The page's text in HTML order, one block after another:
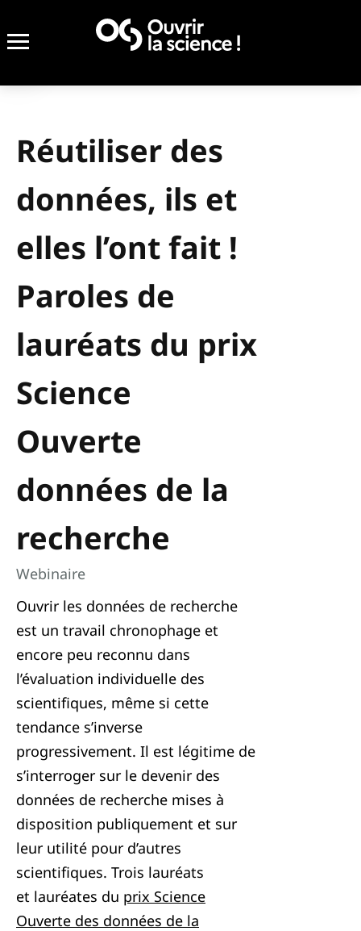
Réutiliser des
données, ils et
elles l’ont fait !
Paroles de
lauréats du prix
Science
Ouverte
données de la
recherche
Webinaire
Ouvrir les données de recherche
est un travail chronophage et
encore peu reconnu dans
l’évaluation individuelle des
scientifiques, même si cette
tendance s’inverse
progressivement. Il est légitime de
s’interroger sur le devenir des
données de recherche mises à
disposition publiquement et sur
leur utilité pour d’autres
scientifiques. Trois lauréats
et lauréates du prix Science
Ouverte des données de la